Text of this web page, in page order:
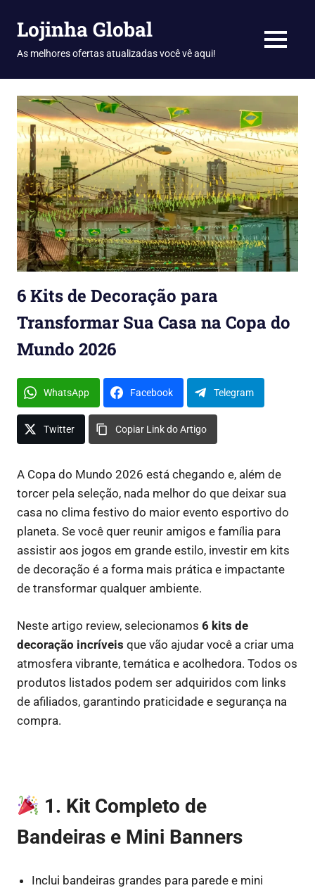
Lojinha Global
As melhores ofertas atualizadas você vê aqui! MENU
6 Kits de Decoração para
Transformar Sua Casa na Copa do
Mundo 2026
WhatsApp Facebook Telegram
Twitter Copiar Link do Artigo
A Copa do Mundo 2026 está chegando e, além de
torcer pela seleção, nada melhor do que deixar sua
casa no clima festivo do maior evento esportivo do
planeta. Se você quer reunir amigos e família para
assistir aos jogos em grande estilo, investir em kits
de decoração é a forma mais prática e impactante
de transformar qualquer ambiente.
Neste artigo review, selecionamos 6 kits de
decoração incríveis que vão ajudar você a criar uma
atmosfera vibrante, temática e acolhedora. Todos os
produtos listados podem ser adquiridos com links
de afiliados, garantindo praticidade e segurança na
compra.
1. Kit Completo de
Bandeiras e Mini Banners
Inclui bandeiras grandes para parede e mini